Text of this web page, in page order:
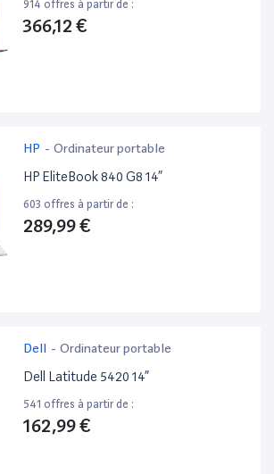
914 offres à partir de :
366,12 €
HP - Ordinateur portable
HP EliteBook 840 G8 14”
603 offres à partir de :
289,99 €
Dell - Ordinateur portable
Dell Latitude 5420 14”
541 offres à partir de :
162,99 €